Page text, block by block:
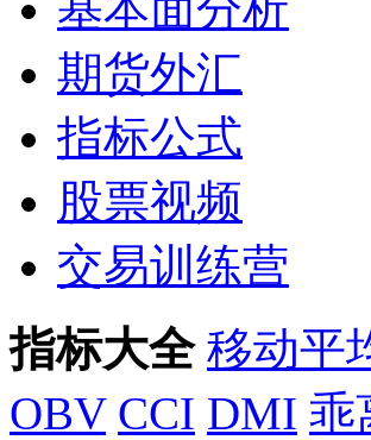
期货外汇
指标公式
股票视频
交易训练营
指标大全 移动平
OBV CCI DMI 乖